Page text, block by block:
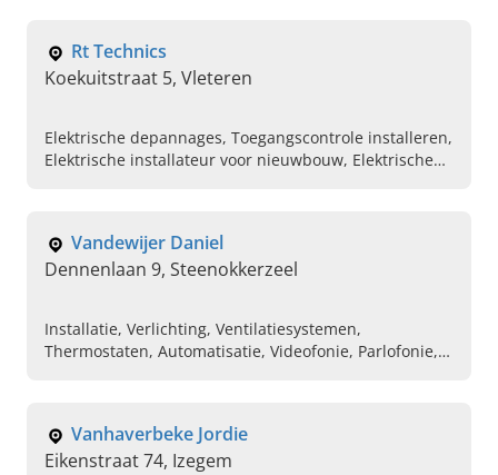
Rt Technics
Koekuitstraat 5, Vleteren
Elektrische depannages, Toegangscontrole installeren,
Elektrische installateur voor nieuwbouw, Elektrische
Vandewijer Daniel
Dennenlaan 9, Steenokkerzeel
Installatie, Verlichting, Ventilatiesystemen,
Thermostaten, Automatisatie, Videofonie, Parlofonie,
Vanhaverbeke Jordie
Eikenstraat 74, Izegem